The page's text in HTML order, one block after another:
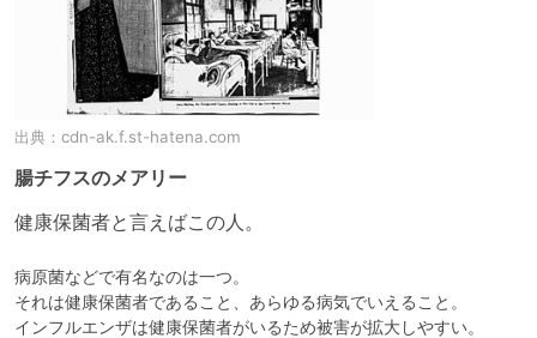
出典： cdn-ak.f.st-hatena.com
腸チフスのメアリー
健康保菌者と言えばこの人。
病原菌などで有名なのは一つ。
それは健康保菌者であること、あらゆる病気でいえること。
インフルエンザは健康保菌者がいるため被害が拡大しやすい。